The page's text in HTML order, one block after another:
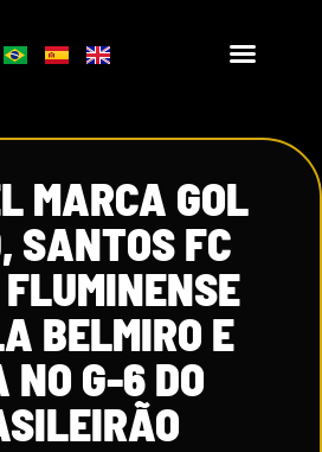
MARCA GOL
SANTOS FC
BELMIRO E
NO G-6 DO